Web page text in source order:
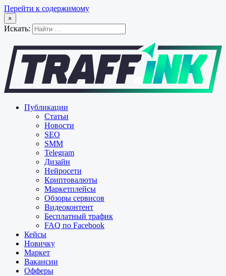
Перейти к содержимому
×
Искать:
Публикации
Статьи
Новости
SEO
SMM
Telegram
Дизайн
Нейросети
Криптовалюты
Маркетплейсы
Обзоры сервисов
Видеоконтент
Бесплатный трафик
FAQ по Facebook
Кейсы
Новичку
Маркет
Вакансии
Офферы